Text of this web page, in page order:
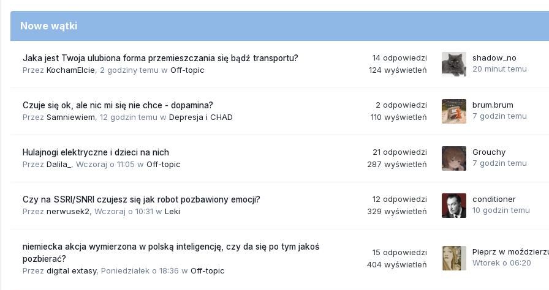
Nowe wątki
Jaka jest Twoja ulubiona forma przemieszczania się bądź transportu?
Przez KochamElcie, 2 godziny temu w Off-topic
14 odpowiedzi
124 wyświetleń
shadow_no
20 minut temu
Czuje się ok, ale nic mi się nie chce - dopamina?
Przez Samniewiem, 12 godzin temu w Depresja i CHAD
2 odpowiedzi
110 wyświetleń
brum.brum
7 godzin temu
Hulajnogi elektryczne i dzieci na nich
Przez Dalila_ , Wczoraj o 11:05 w Off-topic
21 odpowiedzi
287 wyświetleń
Grouchy
7 godzin temu
Czy na SSRI/SNRI czujesz się jak robot pozbawiony emocji?
Przez nerwusek2, Wczoraj o 10:31 w Leki
12 odpowiedzi
329 wyświetleń
conditioner
10 godzin temu
niemiecka akcja wymierzona w polską inteligencję, czy da się po tym jakoś
pozbierać?
Przez digital extasy, Poniedziałek o 18:36 w Off-topic
15 odpowiedzi
404 wyświetleń
Pieprz w
Wtorek o 06:20